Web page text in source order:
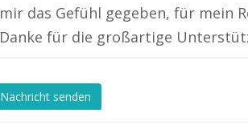
mir das Gefühl gegeben, für mein
Danke für die großartige
Nachricht senden